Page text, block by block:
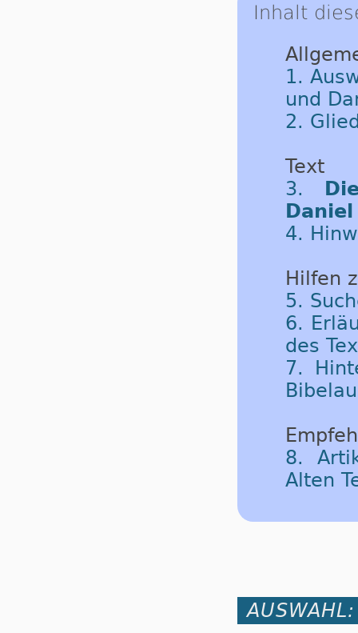
Inhalt
1.
und
2.
Text
3.
Daniel
4.
Hilfen
5.
6.
des
7.
8.
Alten